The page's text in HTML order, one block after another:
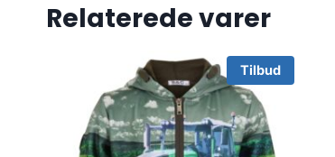
Relaterede varer
Tilbud